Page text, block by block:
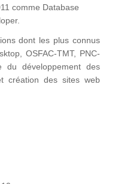
comme Database
dont les plus connus
OSFAC-TMT, PNC-
développement des
création des sites web